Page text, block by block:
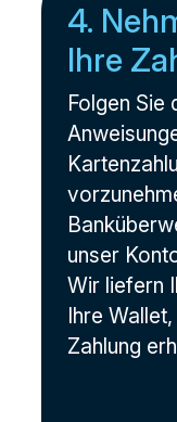
4.
Ihre
Folgen Sie
unser
Wir liefern
Ihre
Zahlung